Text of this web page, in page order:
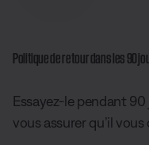
Politique de retour dans les 90
Essayez-le pendant
vous assurer qu’il